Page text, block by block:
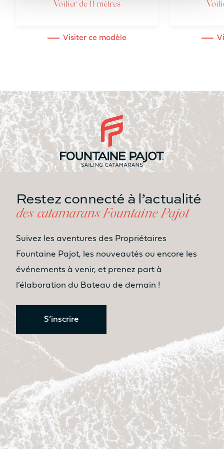
Voilier de 11 mètres
Visiter ce modèle
Restez connecté à l’actualité
des catamarans Fountaine Pajot
Suivez les aventures des Propriétaires
Fountaine Pajot, les nouveautés ou encore les
événements à venir, et prenez part à
l’élaboration du Bateau de demain !
S’inscrire
ESPACES DE
31.2m² 35.5m²
SURFACE HABITABLE CABINE
PROPRIÉTAIRE
14m² 15m²
SURFACE HABITABLE ESPACE
3.8m²
Bain de soleil
10.7m²
Bain de soleil
SURFACE HABITABLE ESPACE
COCKPIT AVANT / SUNPAD
8.7m²
Bain de soleil
Oui
Table
Non
9.2m²
Bain de soleil
Oui
Table
Oui